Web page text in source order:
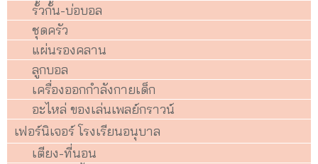
รั้วกั้น-บ่อบอล
ชุดครัว
แผ่นรองคลาน
ลูกบอล
เครื่องออกกำลังกายเด็ก
อะไหล่ ของเล่นเพลย์กราวน์
เฟอร์นิเจอร์ โรงเรียนอนุบาล
เตียง-ที่นอน